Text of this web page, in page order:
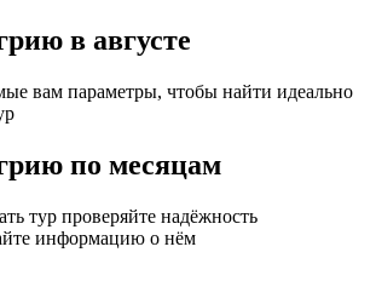
в августе
вам параметры, чтобы найти идеально
по месяцам
тур проверяйте надёжность
информацию о нём